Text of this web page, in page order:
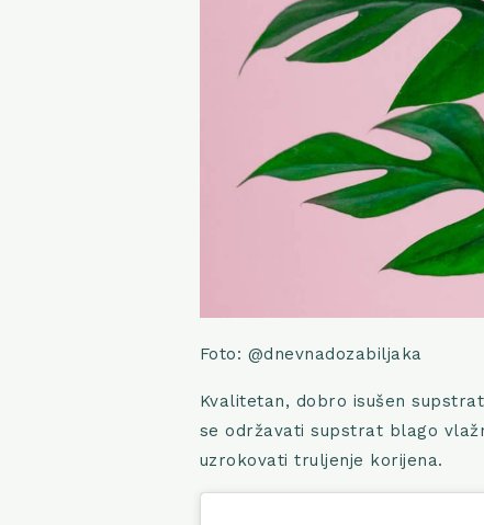
Foto: @dnevnadozabiljaka
Kvalitetan, dobro isušen
se održavati supstrat blago
uzrokovati truljenje korijena.